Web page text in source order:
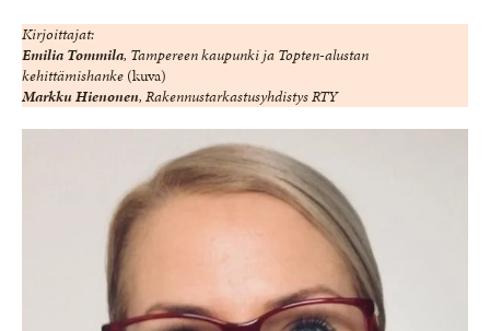
Kirjoittajat:
Emilia Tommila, Tampereen kaupunki ja Topten-alustan
kehittämishanke (kuva)
Markku Hienonen, Rakennustarkastusyhdistys RTY